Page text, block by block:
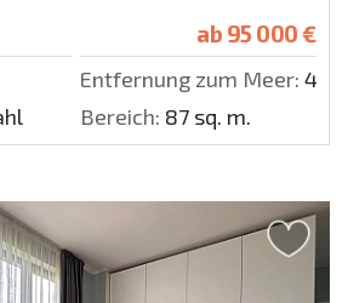
ab 95 000 €
Entfernung zum Meer: 400
Bereich: 87 sq. m.